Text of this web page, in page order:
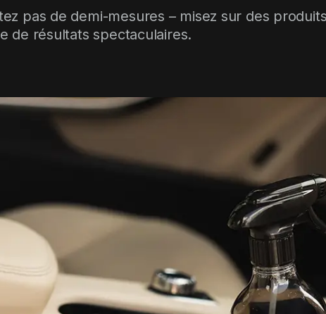
pas de demi-mesures – misez sur des
de résultats spectaculaires.